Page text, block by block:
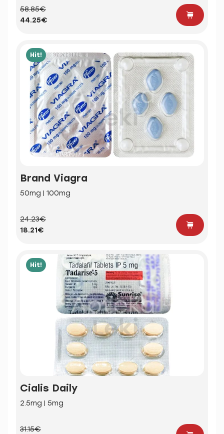
58.85€
44.25€
Hit!
Brand Viagra
50mg | 100mg
24.23€
18.21€
Hit!
Cialis Daily
2.5mg | 5mg
31.15€